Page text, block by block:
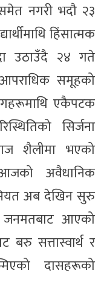
नगरी भदौ २३
हिंसात्मक
उठाउँदै २४ गते
आपराधिक समूहको
एकैपटक
सिर्जना
शैलीमा भएको
अवैधानिक
अब देखिन सुरु
आएको
बरु सत्तास्वार्थ र
दासहरूको